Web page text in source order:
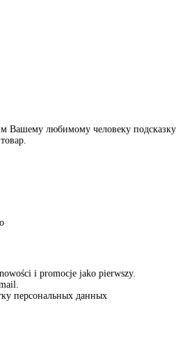
Вашему любимому человеку подсказку
i promocje jako pierwszy.
персональных данных